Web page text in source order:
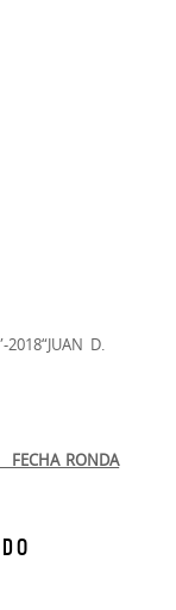
D.
FECHA RONDA